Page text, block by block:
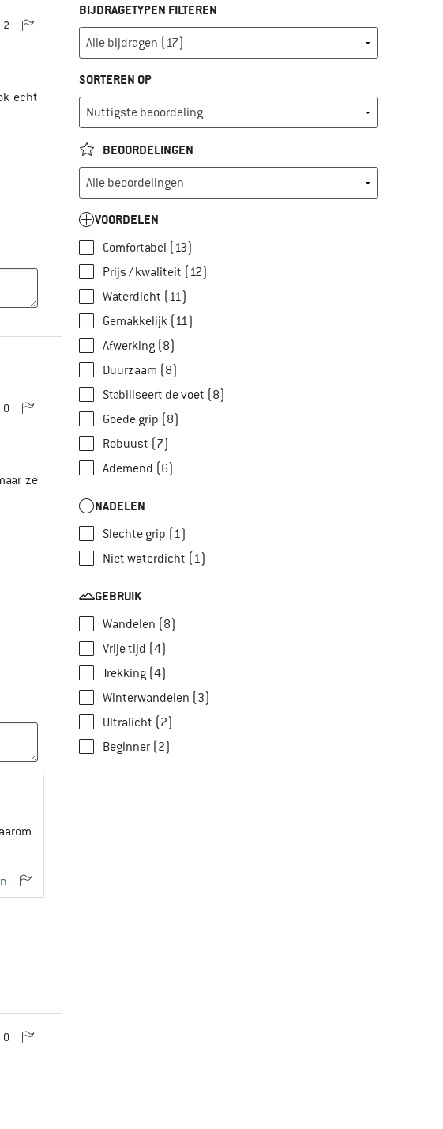
2
echt
0
ze
0
BIJDRAGETYPEN FILTEREN
SORTEREN OP
BEOORDELINGEN
VOORDELEN
Comfortabel (13)
Prijs / kwaliteit (12)
Waterdicht (11)
Gemakkelijk (11)
Afwerking (8)
Duurzaam (8)
Stabiliseert de voet (8)
Goede grip (8)
Robuust (7)
Ademend (6)
NADELEN
Slechte grip (1)
Niet waterdicht (1)
GEBRUIK
Wandelen (8)
Vrije tijd (4)
Trekking (4)
Winterwandelen (3)
Ultralicht (2)
Beginner (2)